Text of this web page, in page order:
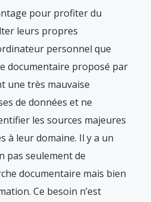
pour profiter du
leurs propres
personnel que
documentaire proposé par
une très mauvaise
de données et ne
les sources majeures
à leur domaine. Il y a un
pas seulement de
documentaire mais bien
Ce besoin n’est